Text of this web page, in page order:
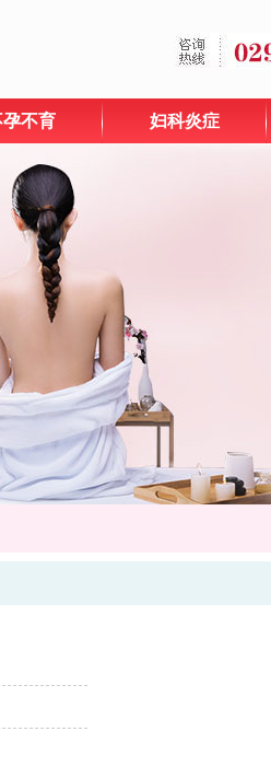
孕不育 妇科炎症